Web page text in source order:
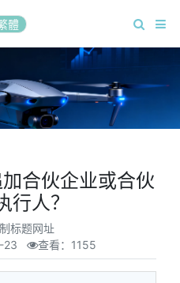
體
合伙企业或合伙
行人？
标题网址
23 查看：1155